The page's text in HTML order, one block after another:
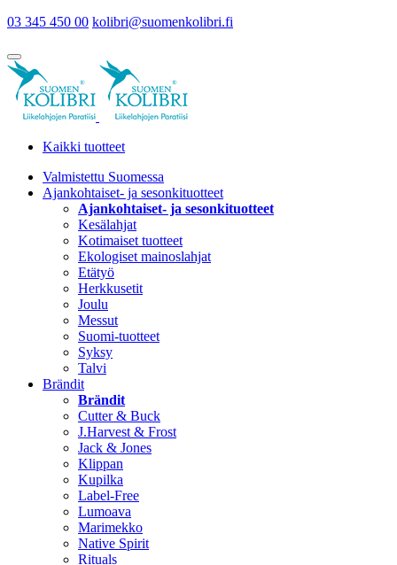
03 345 450 00 kolibri@suomenkolibri.fi
Kaikki tuotteet
Valmistettu Suomessa
Ajankohtaiset- ja sesonkituotteet
Ajankohtaiset- ja sesonkituotteet
Kesälahjat
Kotimaiset tuotteet
Ekologiset mainoslahjat
Etätyö
Herkkusetit
Joulu
Messut
Suomi-tuotteet
Syksy
Talvi
Brändit
Brändit
Cutter & Buck
J.Harvest & Frost
Jack & Jones
Klippan
Kupilka
Label-Free
Lumoava
Marimekko
Native Spirit
Rituals